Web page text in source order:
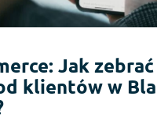
Jak
klientów w